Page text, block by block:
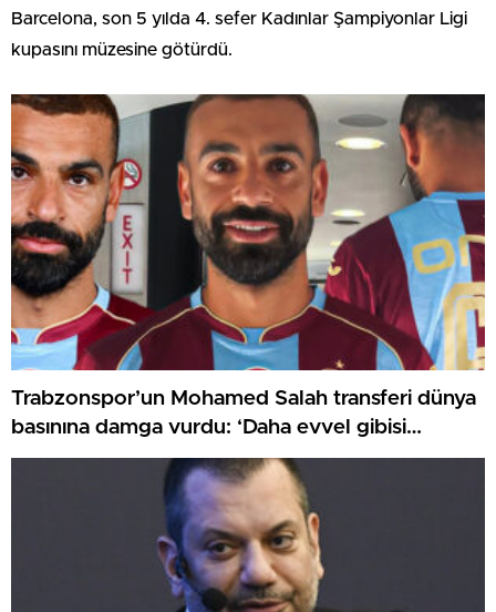
Barcelona, son 5 yılda 4. sefer Kadınlar Şampiyonlar Ligi
kupasını müzesine götürdü.
Trabzonspor’un Mohamed Salah transferi dünya
basınına damga vurdu: ‘Daha evvel gibisi
görülmemiş bir karşılama!’